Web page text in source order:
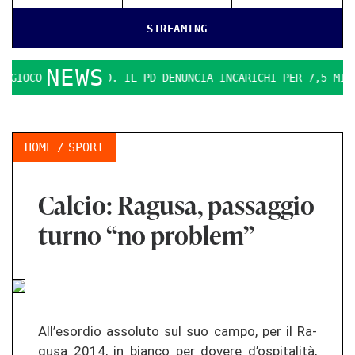
STREAMING
NEWS
SI FA DURO. IL PD DENUNCIA INCARICHI PER 7,5 MILIONI
HOME SPORT
Calcio: Ragusa, passaggio
turno “no problem”
All’esor­dio as­so­lu­to sul suo campo, per il Ra­
gu­sa 2014, in bi­an­co per do­ve­re d’ospitalità,